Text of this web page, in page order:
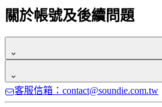
1.請前往學院網站右上方點選「登
2.確認登入後，到「我的購買」，
使用電腦裝置：Chrome、Edge,、
使用行動裝置 （IOS／Android）
關於帳號及後續問題
建議可先到垃圾郵件，或「促銷類
Step 1：請到 Teachify 學院，點擊
客服信箱：contact@soundie.com.tw